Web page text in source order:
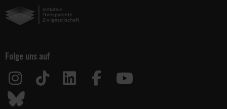
Folge uns auf